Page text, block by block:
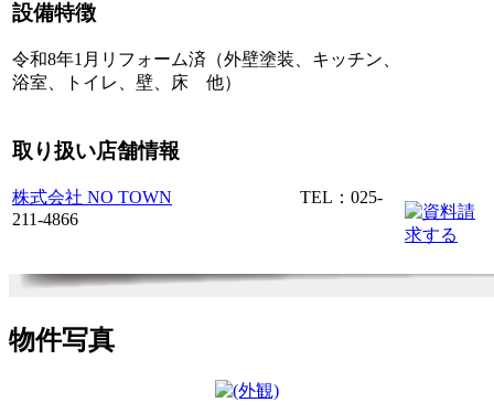
設備特徴
令和8年1月リフォーム済（外壁塗装、キッチン、
浴室、トイレ、壁、床 他）
取り扱い店舗情報
株式会社 NO TOWN
TEL：025-
211-4866
物件写真